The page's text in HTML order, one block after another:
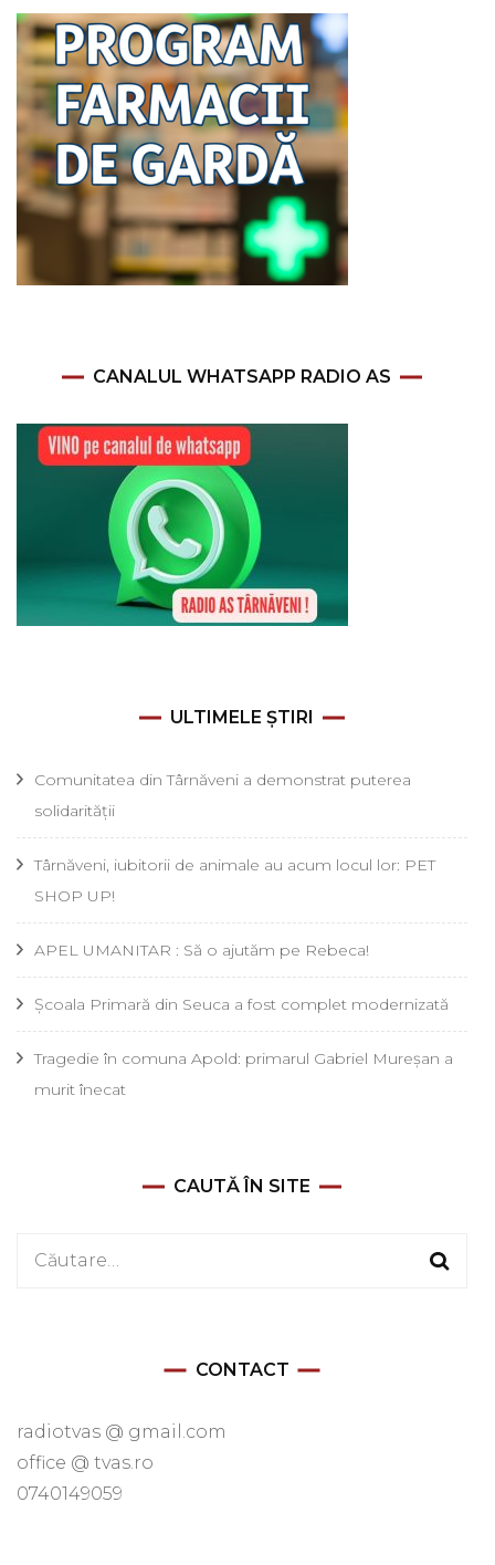
CANALUL WHATSAPP RADIO AS
ULTIMELE ȘTIRI
Comunitatea din Târnăveni a demonstrat puterea
solidarității
Târnăveni, iubitorii de animale au acum locul lor: PET
SHOP UP!
APEL UMANITAR : Să o ajutăm pe Rebeca!
Școala Primară din Seuca a fost complet modernizată
Tragedie în comuna Apold: primarul Gabriel Mureșan a
murit înecat
CAUTĂ ÎN SITE
Caută
CONTACT
radiotvas @ gmail.com
office @ tvas.ro
0740149059